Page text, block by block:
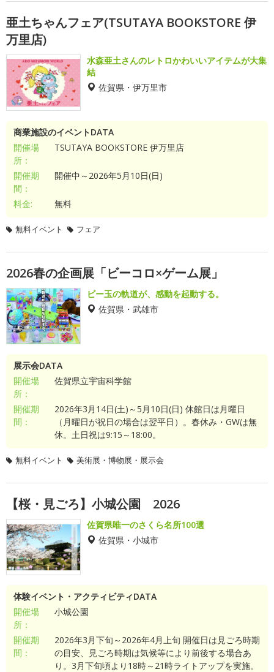
亜土ちゃんフェア(TSUTAYA BOOKSTORE 伊
万里店)
水森亜土さんのレトロかわいいアイテムが大集
結
佐賀県・伊万里市
商業施設のイベントDATA
開催場
所：
TSUTAYA BOOKSTORE 伊万里店
開催期
間：
開催中～2026年5月10日(日)
料金: 無料
無料イベント フェア
2026春の企画展「ビーコロ×ゲーム展」
ビー玉の軌道が、感動を起動する。
佐賀県・武雄市
展示会DATA
開催場
所：
佐賀県立宇宙科学館
開催期
間：
2026年3月14日(土)～5月10日(日) 休館日は月曜日
（月曜日が祝日の場合は翌平日）。春休み・GWは無
休。土日祝は9:15～18:00。
無料イベント 美術展・博物展・展示会
【桜・見ごろ】小城公園 2026
佐賀県唯一のさくら名所100選
佐賀県・小城市
体験イベント・アクティビティDATA
開催場
所：
小城公園
開催期
間：
2026年3月下旬～2026年4月上旬 開催日は見ごろ時期
の目安、見ごろ時期は気候等により前後する場合あ
り。3月下旬頃より18時～21時ライトアップを実施。